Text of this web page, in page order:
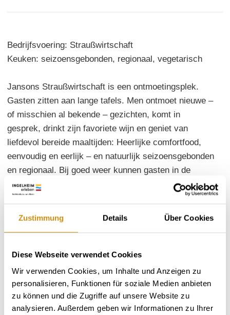
Zustimmung Details Über Cookies
Diese Webseite verwendet Cookies
Wir verwenden Cookies, um Inhalte und Anzeigen zu
personalisieren, Funktionen für soziale Medien anbieten
zu können und die Zugriffe auf unsere Website zu
analysieren. Außerdem geben wir Informationen zu Ihrer
Bedrijfsvoering: Straußwirtschaft
Keuken: seizoensgebonden, regionaal, vegetarisch
Jansons Straußwirtschaft is een ontmoetingsplek.
Gasten zitten aan lange tafels. Men ontmoet nieuwe –
of misschien al bekende – gezichten, komt in
gesprek, drinkt zijn favoriete wijn en geniet van
liefdevol bereide maaltijden: Heerlijke comfortfood,
eenvoudig en eerlijk – en natuurlijk seizoensgebonden
en regionaal. Bij goed weer kunnen gasten in de
sfeervolle
tuin plaatsnemen. Wie niet meer wil rijden, boekt
Wijnproeverijen en huifkarritten op aanvraag.
app of via de website.
gesloten gezelschap mogelijk
Voor meer informatie:www.weingutjanson.de